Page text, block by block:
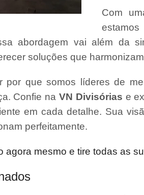
Com
abordagem vai além da
soluções que
por que somos líderes de
Confie na VN Divisórias e
em cada detalhe. Sua
perfeitamente.
agora mesmo e tire todas as